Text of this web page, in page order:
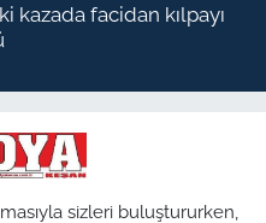
kazada facidan kılpayı
sizleri buluştururken,